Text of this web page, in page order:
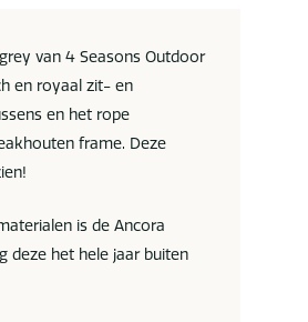
van 4 Seasons Outdoor
en royaal zit- en
en het rope
frame. Deze
is de Ancora
deze het hele jaar buiten